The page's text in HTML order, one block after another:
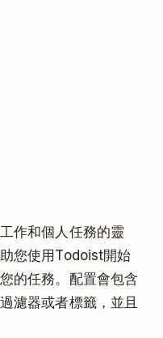
作和個人任務的靈
您使用Todoist開始
的任務。配置會包含
濾器或者標籤，並且